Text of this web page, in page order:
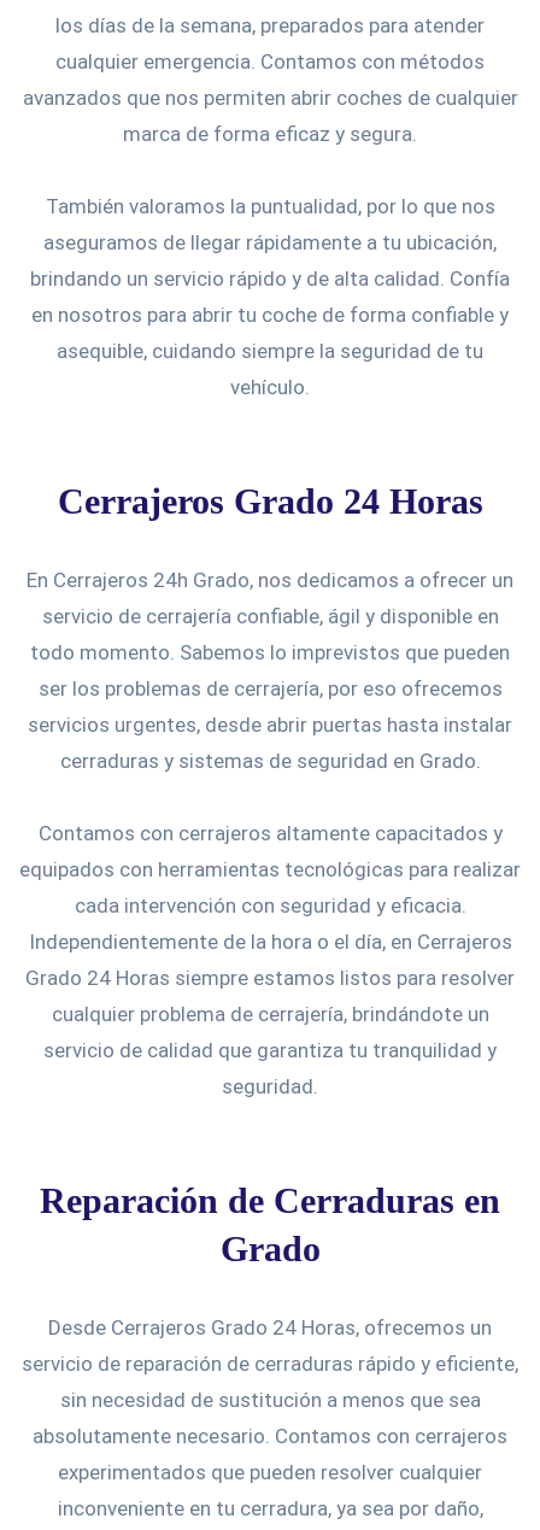
los días de la semana, preparados para atender
cualquier emergencia. Contamos con métodos
avanzados que nos permiten abrir coches de cualquier
marca de forma eficaz y segura.
También valoramos la puntualidad, por lo que nos
aseguramos de llegar rápidamente a tu ubicación,
brindando un servicio rápido y de alta calidad. Confía
en nosotros para abrir tu coche de forma confiable y
asequible, cuidando siempre la seguridad de tu
vehículo.
Cerrajeros Grado 24 Horas
En Cerrajeros 24h Grado, nos dedicamos a ofrecer un
servicio de cerrajería confiable, ágil y disponible en
todo momento. Sabemos lo imprevistos que pueden
ser los problemas de cerrajería, por eso ofrecemos
servicios urgentes, desde abrir puertas hasta instalar
cerraduras y sistemas de seguridad en Grado.
Contamos con cerrajeros altamente capacitados y
equipados con herramientas tecnológicas para realizar
cada intervención con seguridad y eficacia.
Independientemente de la hora o el día, en Cerrajeros
Grado 24 Horas siempre estamos listos para resolver
cualquier problema de cerrajería, brindándote un
servicio de calidad que garantiza tu tranquilidad y
seguridad.
Reparación de Cerraduras en
Grado
Desde Cerrajeros Grado 24 Horas, ofrecemos un
servicio de reparación de cerraduras rápido y eficiente,
sin necesidad de sustitución a menos que sea
absolutamente necesario. Contamos con cerrajeros
experimentados que pueden resolver cualquier
inconveniente en tu cerradura, ya sea por daño,